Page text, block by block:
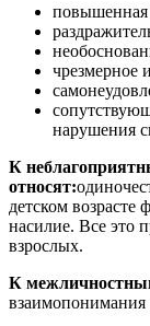
повышенная
чрезмерное
нарушения
К
относят:
детском возрасте
насилие. Все это
взрослых.
К
взаимопонимания